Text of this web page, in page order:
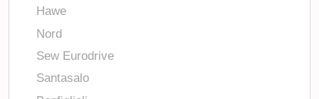
Hawe
Nord
Sew Eurodrive
Santasalo